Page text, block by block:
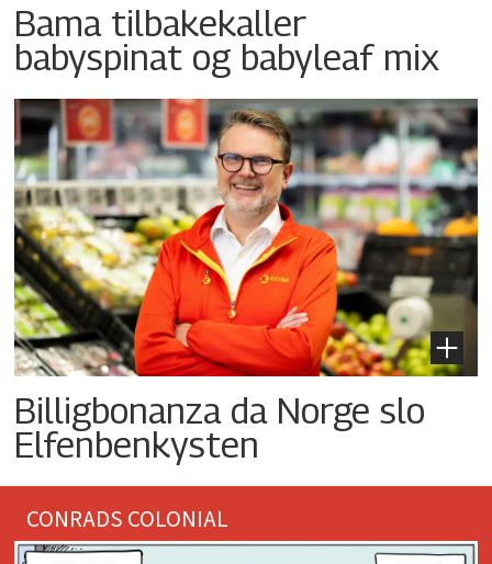
Bama tilbakekaller
babyspinat og babyleaf mix
Billigbonanza da Norge slo
Elfenbenkysten
CONRADS COLONIAL